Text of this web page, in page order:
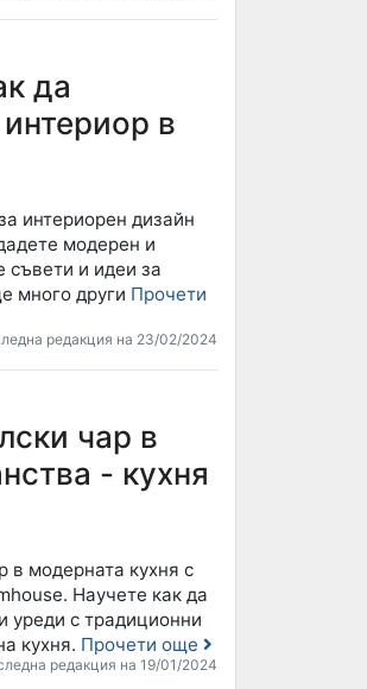
да
в
интериорен дизайн
модерен и
съвети и идеи за
много други Прочети
редакция на 23/02/2024
чар в
- кухня
в модерната кухня с
Научете как да
уреди с традиционни
кухня. Прочети още
редакция на 19/01/2024